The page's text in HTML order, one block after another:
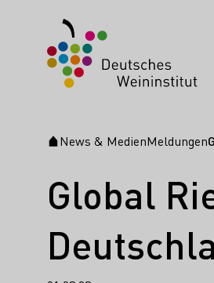
Startseite
News & MedienMeldungen
Global